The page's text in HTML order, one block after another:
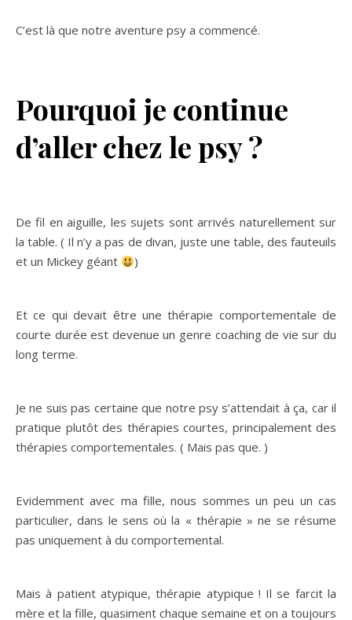
C’est là que notre aventure psy a commencé.
Pourquoi je continue
d’aller chez le psy ?
De fil en aiguille, les sujets sont arrivés naturellement sur
la table. ( Il n’y a pas de divan, juste une table, des fauteuils
et un Mickey géant
)
Et ce qui devait être une thérapie comportementale de
courte durée est devenue un genre coaching de vie sur du
long terme.
Je ne suis pas certaine que notre psy s’attendait à ça, car il
pratique plutôt des thérapies courtes, principalement des
thérapies comportementales. ( Mais pas que. )
Evidemment avec ma fille, nous sommes un peu un cas
particulier, dans le sens où la « thérapie » ne se résume
pas uniquement à du comportemental.
Mais à patient atypique, thérapie atypique ! Il se farcit la
mère et la fille, quasiment chaque semaine et on a toujours